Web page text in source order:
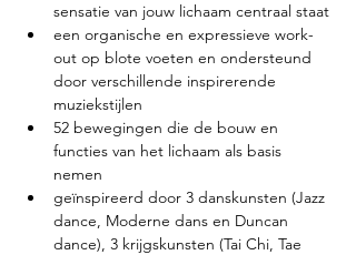
sensatie van jouw lichaam centraal staat
een organische en expressieve work-
out op blote voeten en ondersteund
door verschillende inspirerende
muziekstijlen
52 bewegingen die de bouw en
functies van het lichaam als basis
nemen
geïnspireerd door 3 danskunsten (Jazz
dance, Moderne dans en Duncan
dance), 3 krijgskunsten (Tai Chi, Tae